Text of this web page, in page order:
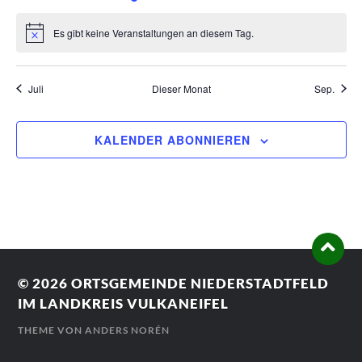
Veranstaltungen
Veranstaltungen
Veranstaltung
HinweisEs gibt keine Veranstaltungen an diesem Tag.
Juli Dieser Monat Sep.
KALENDER ABONNIEREN
© 2026ORTSGEMEINDE NIEDERSTADTFELD
IM LANDKREIS VULKANEIFEL
THEME VONANDERS NORÉN